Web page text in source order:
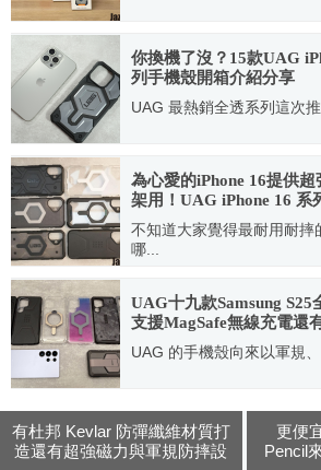
2025.10.18
你換機了沒？15款UAG
列手機殼開箱介紹分享
UAG 最熱銷全透系列這次
2023.10.17
為心愛的iPhone 16提供
架用！UAG iPhone 16 系
不知道大家覺得最耐用耐摔
哪...
2024.09.24
UAG十九款Samsung S25
支援MagSafe無線充電還
UAG 的手機殼向來以軍規
有杜邦 Kevlar 防彈纖維材質打
造還有超強磁力與軍規防摔設
更便
Pencil